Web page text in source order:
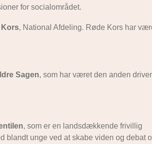
for socialområdet.
Kors, National Afdeling. Røde Kors har
Sagen, som har været den anden
, som er en landsdækkende frivillig
unge ved at skabe viden og debat